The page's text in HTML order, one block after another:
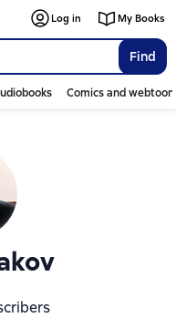
Find
Log in My Books
Comics and